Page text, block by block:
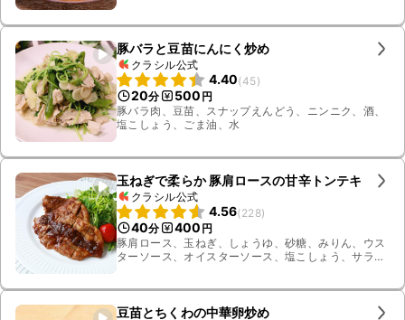
豚バラと豆苗にんにく炒め
クラシル公式
4.40(45)
20分 500 円
豚バラ肉、豆苗、スナップえんどう、ニンニク、酒、
塩こしょう、ごま油、水
玉ねぎで柔らか 豚肩ロースの甘辛トンテキ
クラシル公式
4.56(228)
40分 400 円
豚肩ロース、玉ねぎ、しょうゆ、砂糖、みりん、ウス
ターソース、オイスターソース、塩こしょう、サラダ
豆苗とちくわの中華卵炒め